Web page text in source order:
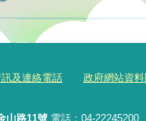
及連絡電話 政府網站資
山路11號 電話：04-22245200